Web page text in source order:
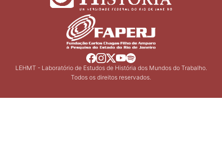
LEHMT - Laboratório de Estudos de História dos Mundos do Trabalho.
Todos os direitos reservados.